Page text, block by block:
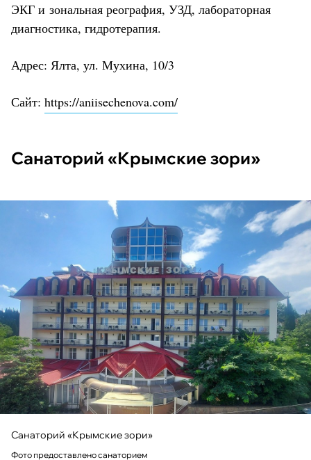
ЭКГ и зональная реография, УЗД, лабораторная
диагностика, гидротерапия.
Адрес: Ялта, ул. Мухина, 10/3
Сайт: https://aniisechenova.com/
Санаторий «Крымские зори»
Санаторий «Крымские зори»
Фото предоставлено санаторием